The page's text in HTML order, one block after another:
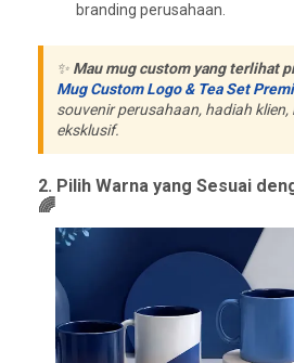
branding perusahaan.
✨ Mau mug custom yang terlihat
Mug Custom Logo & Tea Set
souvenir perusahaan, hadiah
eksklusif.
2. Pilih Warna yang Sesuai
🌈